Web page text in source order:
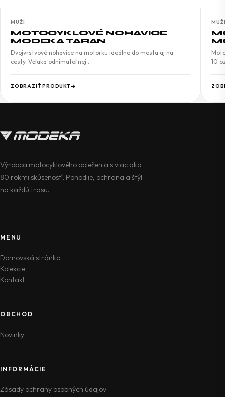
MUŽI
MOTOCYKLOVÉ NOHAVICE
MODEKA TARAN
Dvojvrstvové nohavice na motorku ideálne do mesta aj na
cesty. Vďaka odnímateľnej…
ZOBRAZIŤ PRODUKT
10
Výrobca motocyklového oblečenia s viac ako
80 rokmi skúseností. Pohodlie, ochrana a štýl –
na každú trasu.
MENU
Domovská stránka
Kolekcie
Kontakt
OBCHOD
Novinky
INFORMÁCIE
Zásady ochrany osobných údajov